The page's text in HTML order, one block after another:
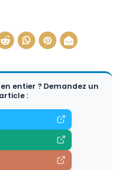
entier ? Demandez un
: